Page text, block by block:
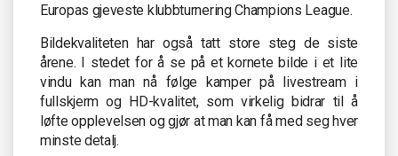
Europas gjeveste klubbturnering Champions League.
Bildekvaliteten har også tatt store steg de siste
årene. I stedet for å se på et kornete bilde i et lite
vindu kan man nå følge kamper på livestream i
fullskjerm og HD-kvalitet, som virkelig bidrar til å
løfte opplevelsen og gjør at man kan få med seg hver
minste detalj.